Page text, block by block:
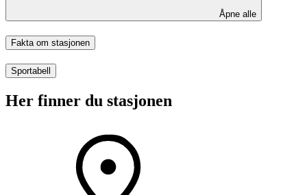
Åpne alle
Fakta om stasjonen
Sportabell
Her finner du stasjonen